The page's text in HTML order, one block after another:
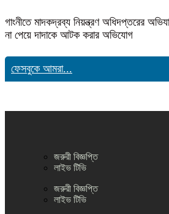
গাংনীতে মাদকদ্রব্য নিয়ন্ত্রণ অধিদপ্তরের
না পেয়ে দাদাকে আটক করার অভিযোগ
ফেসবুকে আমরা...
জরুরী বিজ্ঞপ্তি
লাইভ টিভি
জরুরী বিজ্ঞপ্তি
লাইভ টিভি